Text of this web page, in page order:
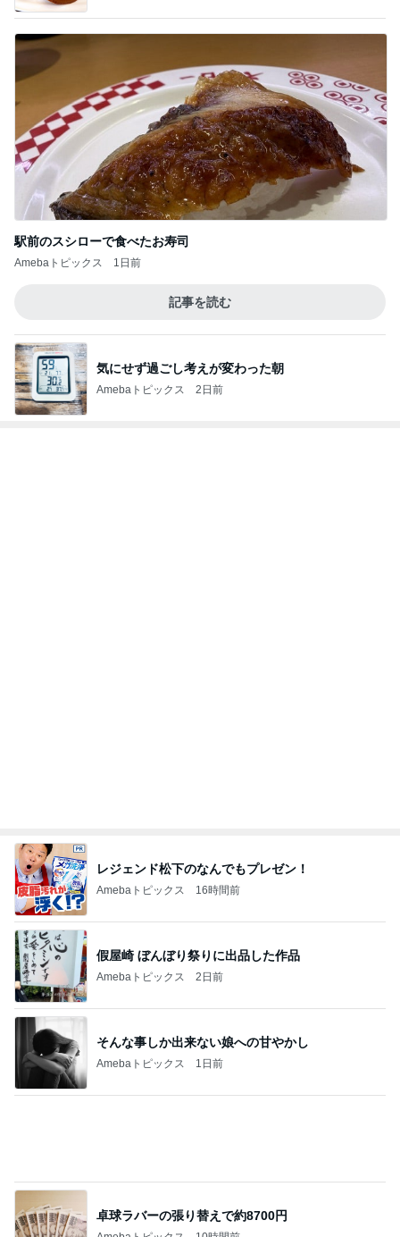
駅前のスシローで食べたお寿司
Amebaトピックス 1日前
記事を読む
気にせず過ごし考えが変わった朝
Amebaトピックス 2日前
痛がる夫を無視し出て行った隣の部屋
役所の間違いで支払った娘の費用
Amebaトピックス 1日前